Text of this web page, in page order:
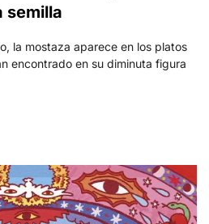
semilla
la mostaza aparece en los platos
encontrado en su diminuta figura